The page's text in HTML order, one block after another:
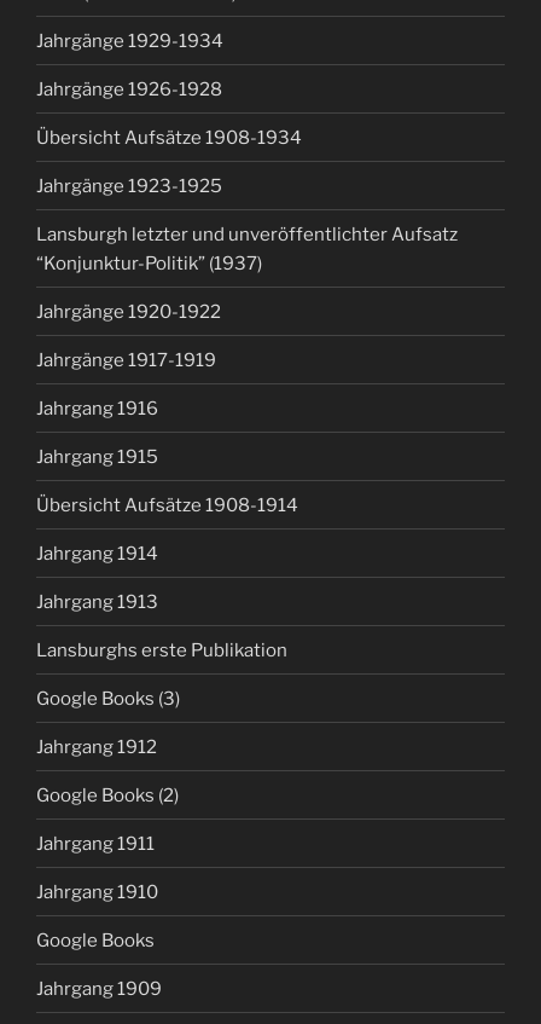
Jahrgänge 1929-1934
Jahrgänge 1926-1928
Übersicht Aufsätze 1908-1934
Jahrgänge 1923-1925
Lansburgh letzter und unveröffentlichter Aufsatz
“Konjunktur-Politik” (1937)
Jahrgänge 1920-1922
Jahrgänge 1917-1919
Jahrgang 1916
Jahrgang 1915
Übersicht Aufsätze 1908-1914
Jahrgang 1914
Jahrgang 1913
Lansburghs erste Publikation
Google Books (3)
Jahrgang 1912
Google Books (2)
Jahrgang 1911
Jahrgang 1910
Google Books
Jahrgang 1909